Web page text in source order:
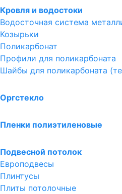
Кровля и водостоки
Водосточная система
Козырьки
Поликарбонат
Профили для поликарбоната
Шайбы для поликарбоната
Оргстекло
Пленки полиэтиленовые
Подвесной потолок
Европодвесы
Плинтусы
Плиты потолочные